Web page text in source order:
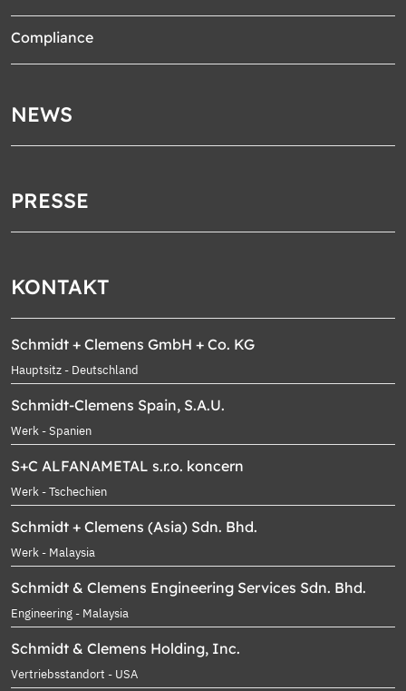
Compliance
NEWS
PRESSE
KONTAKT
Schmidt + Clemens GmbH + Co. KG
Hauptsitz - Deutschland
Schmidt-Clemens Spain, S.A.U.
Werk - Spanien
S+C ALFANAMETAL s.r.o. koncern
Werk - Tschechien
Schmidt + Clemens (Asia) Sdn. Bhd.
Werk - Malaysia
Schmidt & Clemens Engineering Services Sdn. Bhd.
Engineering - Malaysia
Schmidt & Clemens Holding, Inc.
Vertriebsstandort - USA